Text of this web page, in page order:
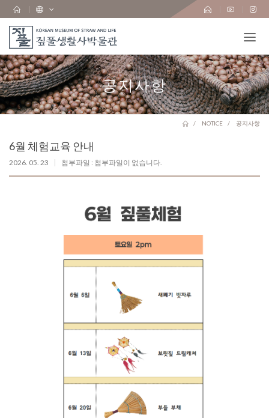
공지사항
NOTICE 공지사항
6월 체험교육 안내
2026. 05. 23 첨부파일 : 첨부파일이 없습니다.